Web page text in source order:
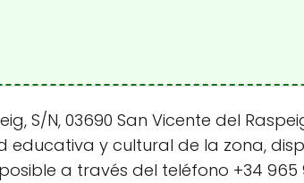
S/N, 03690 San Vicente del
y cultural de la zona,
a través del teléfono +34 965